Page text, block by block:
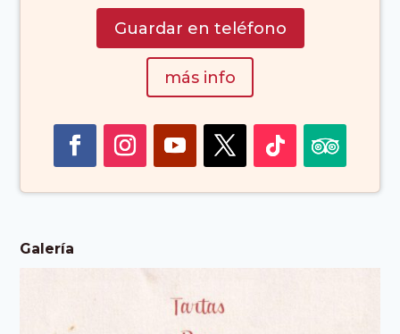
Guardar en teléfono
más info
Galería